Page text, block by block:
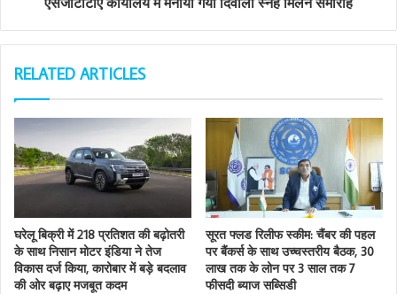
RELATED ARTICLES
घरेलू बिक्री में 218 प्रतिशत की बढ़ोतरी
के साथ निसान मोटर इंडिया ने तेज
विकास दर्ज किया, कारोबार में बड़े बदलाव
की ओर बढ़ाए मजबूत कदम
सूरत फ्लड रिलीफ स्कीम: चैंबर की पहल
पर बैंकर्स के साथ उच्चस्तरीय बैठक, 30
लाख तक के लोन पर 3 साल तक 7
फीसदी ब्याज सब्सिडी